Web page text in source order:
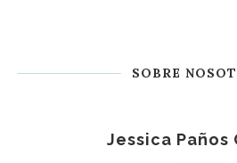
SOBRE
Jessica Paños